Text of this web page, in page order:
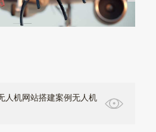
人机网站搭建案例无人机